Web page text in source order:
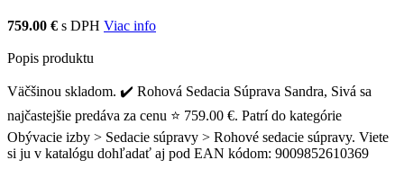
759.00 € s DPH Viac info
Popis produktu
Väčšinou skladom. ✔️ Rohová Sedacia Súprava Sandra, Sivá sa
najčastejšie predáva za cenu ⭐ 759.00 €. Patrí do kategórie
Obývacie izby > Sedacie súpravy > Rohové sedacie súpravy. Viete
si ju v katalógu dohľadať aj pod EAN kódom: 9009852610369